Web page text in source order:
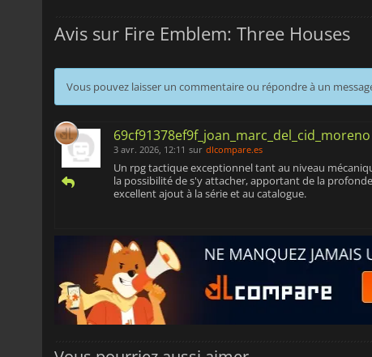
Avis sur Fire Emblem: Three Houses
Vous pouvez laisser un commentaire ou répondre à un
69cf91378ef9f_joan_marc_del_cid_moreno
3 avr. 2026, 12:11 sur dlcompare.es
Un rpg tactique exceptionnel tant au niveau
la possibilité de s'y attacher, apportant de la
excellent ajout à la série et au catalogue.